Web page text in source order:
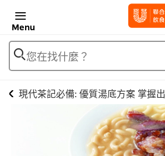
Menu
您在找什麼？
現代茶記必備: 優質湯底方案 掌握